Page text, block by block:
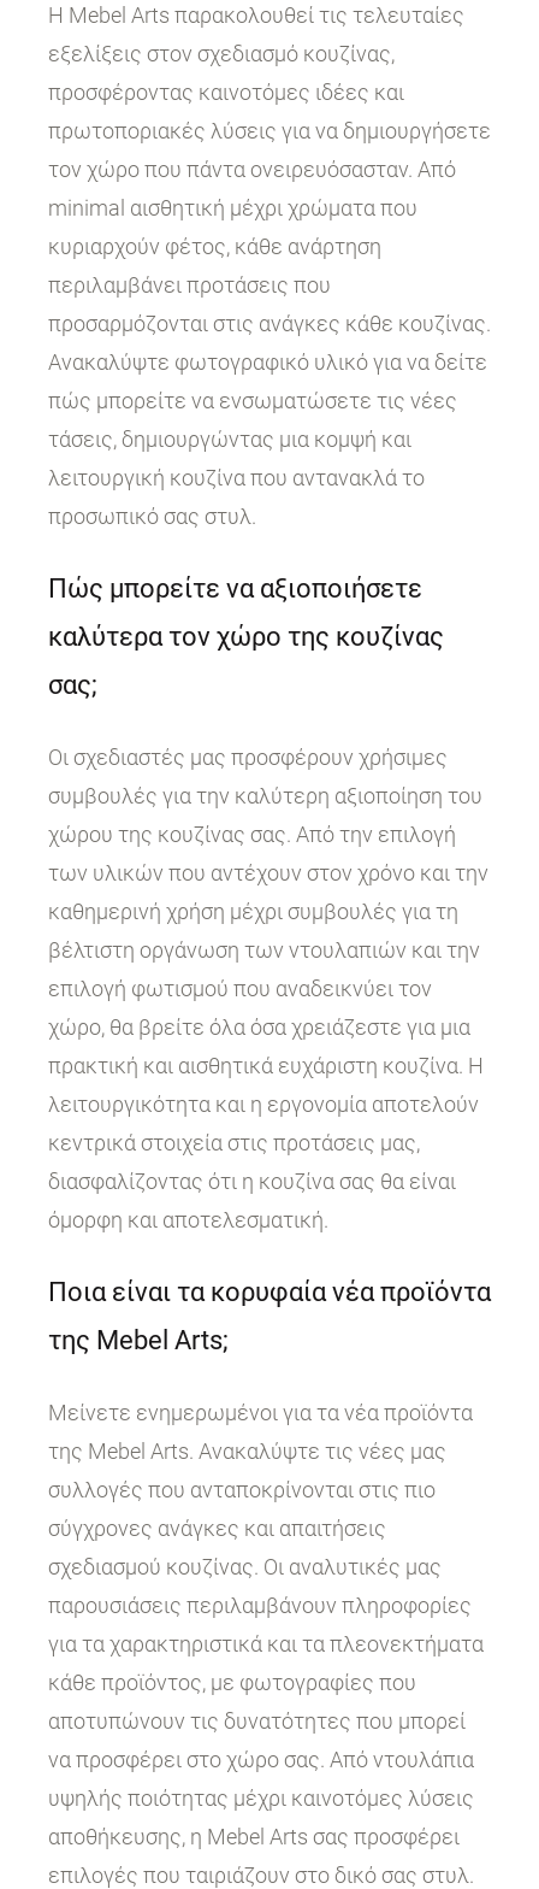
Η Mebel Arts παρακολουθεί τις τελευταίες
εξελίξεις στον σχεδιασμό κουζίνας,
προσφέροντας καινοτόμες ιδέες και
πρωτοποριακές λύσεις για να δημιουργήσετε
τον χώρο που πάντα ονειρευόσασταν. Από
minimal αισθητική μέχρι χρώματα που
κυριαρχούν φέτος, κάθε ανάρτηση
περιλαμβάνει προτάσεις που
προσαρμόζονται στις ανάγκες κάθε κουζίνας.
Ανακαλύψτε φωτογραφικό υλικό για να δείτε
πώς μπορείτε να ενσωματώσετε τις νέες
τάσεις, δημιουργώντας μια κομψή και
λειτουργική κουζίνα που αντανακλά το
προσωπικό σας στυλ.
Πώς μπορείτε να αξιοποιήσετε
καλύτερα τον χώρο της κουζίνας
σας;
Οι σχεδιαστές μας προσφέρουν χρήσιμες
συμβουλές για την καλύτερη αξιοποίηση του
χώρου της κουζίνας σας. Από την επιλογή
των υλικών που αντέχουν στον χρόνο και την
καθημερινή χρήση μέχρι συμβουλές για τη
βέλτιστη οργάνωση των ντουλαπιών και την
επιλογή φωτισμού που αναδεικνύει τον
χώρο, θα βρείτε όλα όσα χρειάζεστε για μια
πρακτική και αισθητικά ευχάριστη κουζίνα. Η
λειτουργικότητα και η εργονομία αποτελούν
κεντρικά στοιχεία στις προτάσεις μας,
διασφαλίζοντας ότι η κουζίνα σας θα είναι
όμορφη και αποτελεσματική.
Ποια είναι τα κορυφαία νέα προϊόντα
της Mebel Arts;
Μείνετε ενημερωμένοι για τα νέα προϊόντα
της Mebel Arts. Ανακαλύψτε τις νέες μας
συλλογές που ανταποκρίνονται στις πιο
σύγχρονες ανάγκες και απαιτήσεις
σχεδιασμού κουζίνας. Οι αναλυτικές μας
παρουσιάσεις περιλαμβάνουν πληροφορίες
για τα χαρακτηριστικά και τα πλεονεκτήματα
κάθε προϊόντος, με φωτογραφίες που
αποτυπώνουν τις δυνατότητες που μπορεί
να προσφέρει στο χώρο σας. Από ντουλάπια
υψηλής ποιότητας μέχρι καινοτόμες λύσεις
αποθήκευσης, η Mebel Arts σας προσφέρει
επιλογές που ταιριάζουν στο δικό σας στυλ.